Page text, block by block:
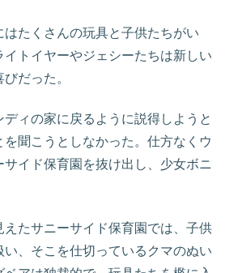
たくさんの玩具と子供たちがい
トイヤーやジェシーたちは新しい
だった。
ィの家に戻るように説得しようと
を聞こうとしなかった。仕方なくウ
サイド保育園を抜け出し、少女ボニ
たサニーサイド保育園では、子供
、そこを仕切っているクマのぬい